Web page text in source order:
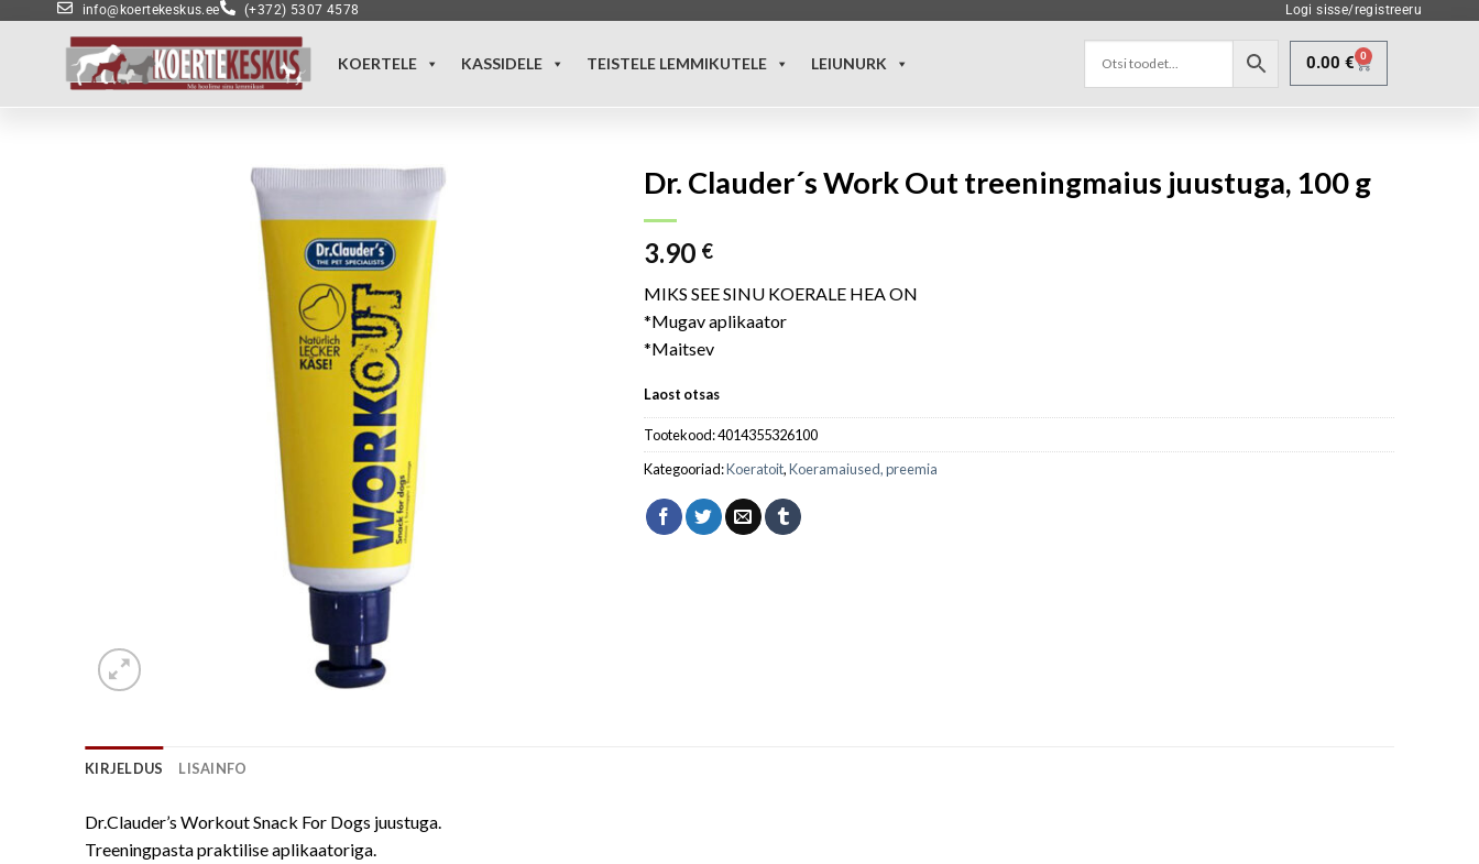
info@koertekeskus.ee (+372) 5307 4578 Logi sisse/registreeru
KOERTELE KASSIDELE TEISTELE LEMMIKUTELE LEIUNURK 0.00 € 0
Dr. Clauder´s Work Out treeningmaius juustuga, 100 g
3.90 €
MIKS SEE SINU KOERALE HEA ON
*Mugav aplikaator
*Maitsev
Laost otsas
Tootekood:4014355326100
Kategooriad:Koeratoit,Koeramaiused, preemia
KIRJELDUS LISAINFO
Dr.Clauder’s Workout Snack For Dogs juustuga.
Treeningpasta praktilise aplikaatoriga.